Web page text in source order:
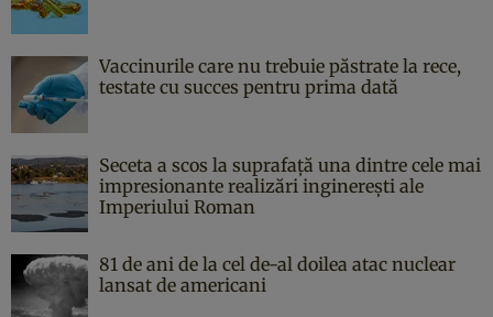
Vaccinurile care nu trebuie păstrate la rece,
testate cu succes pentru prima dată
Seceta a scos la suprafață una dintre cele mai
impresionante realizări inginerești ale
Imperiului Roman
81 de ani de la cel de-al doilea atac nuclear
lansat de americani